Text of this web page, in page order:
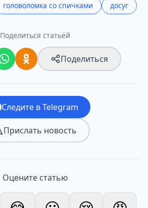
головоломка со спичками досуг
Поделиться статьёй
Поделиться
Следите в Telegram
Прислать новость
Оцените статью